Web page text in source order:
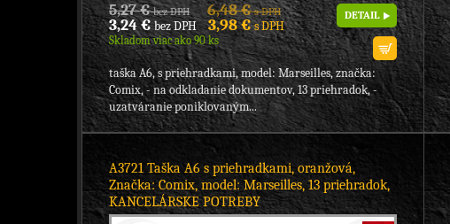
5,27 €bez DPH 6,48 €s DPH
3,24 €bez DPH 3,98 €s DPH
Skladom viac ako 90 ks
DETAIL
taška A6, s priehradkami, model: Marseilles, značka:
Comix, - na odkladanie dokumentov, 13 priehradok, -
uzatváranie poniklovaným...
A3721 Taška A6 s priehradkami, oranžová,
Značka: Comix, model: Marseilles, 13 priehradok,
KANCELÁRSKE POTREBY